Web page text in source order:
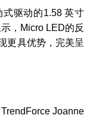
驱动的1.58 英寸
，Micro LED的反
更具优势，完美呈
Joanne